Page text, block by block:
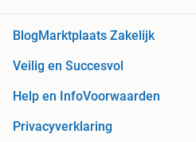
BlogMarktplaats Zakelijk
Veilig en Succesvol
Help en InfoVoorwaarden
Privacyverklaring